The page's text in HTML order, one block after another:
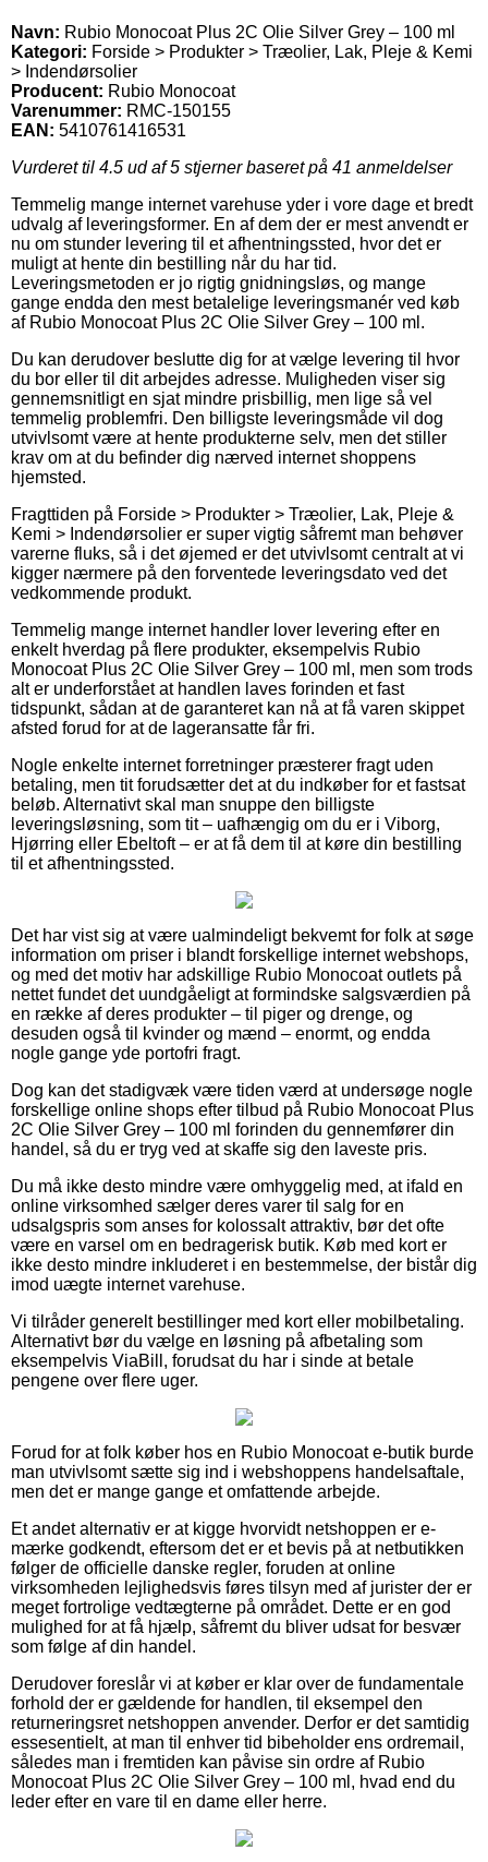
Navn: Rubio Monocoat Plus 2C Olie Silver Grey – 100 ml
Kategori: Forside > Produkter > Træolier, Lak, Pleje & Kemi
> Indendørsolier
Producent: Rubio Monocoat
Varenummer: RMC-150155
EAN: 5410761416531
Vurderet til 4.5 ud af 5 stjerner baseret på 41 anmeldelser
Temmelig mange internet varehuse yder i vore dage et bredt
udvalg af leveringsformer. En af dem der er mest anvendt er
nu om stunder levering til et afhentningssted, hvor det er
muligt at hente din bestilling når du har tid.
Leveringsmetoden er jo rigtig gnidningsløs, og mange
gange endda den mest betalelige leveringsmanér ved køb
af Rubio Monocoat Plus 2C Olie Silver Grey – 100 ml.
Du kan derudover beslutte dig for at vælge levering til hvor
du bor eller til dit arbejdes adresse. Muligheden viser sig
gennemsnitligt en sjat mindre prisbillig, men lige så vel
temmelig problemfri. Den billigste leveringsmåde vil dog
utvivlsomt være at hente produkterne selv, men det stiller
krav om at du befinder dig nærved internet shoppens
hjemsted.
Fragttiden på Forside > Produkter > Træolier, Lak, Pleje &
Kemi > Indendørsolier er super vigtig såfremt man behøver
varerne fluks, så i det øjemed er det utvivlsomt centralt at vi
kigger nærmere på den forventede leveringsdato ved det
vedkommende produkt.
Temmelig mange internet handler lover levering efter en
enkelt hverdag på flere produkter, eksempelvis Rubio
Monocoat Plus 2C Olie Silver Grey – 100 ml, men som trods
alt er underforstået at handlen laves forinden et fast
tidspunkt, sådan at de garanteret kan nå at få varen skippet
afsted forud for at de lageransatte får fri.
Nogle enkelte internet forretninger præsterer fragt uden
betaling, men tit forudsætter det at du indkøber for et fastsat
beløb. Alternativt skal man snuppe den billigste
leveringsløsning, som tit – uafhængig om du er i Viborg,
Hjørring eller Ebeltoft – er at få dem til at køre din bestilling
til et afhentningssted.
Det har vist sig at være ualmindeligt bekvemt for folk at søge
information om priser i blandt forskellige internet webshops,
og med det motiv har adskillige Rubio Monocoat outlets på
nettet fundet det uundgåeligt at formindske salgsværdien på
en række af deres produkter – til piger og drenge, og
desuden også til kvinder og mænd – enormt, og endda
nogle gange yde portofri fragt.
Dog kan det stadigvæk være tiden værd at undersøge nogle
forskellige online shops efter tilbud på Rubio Monocoat Plus
2C Olie Silver Grey – 100 ml forinden du gennemfører din
handel, så du er tryg ved at skaffe sig den laveste pris.
Du må ikke desto mindre være omhyggelig med, at ifald en
online virksomhed sælger deres varer til salg for en
udsalgspris som anses for kolossalt attraktiv, bør det ofte
være en varsel om en bedragerisk butik. Køb med kort er
ikke desto mindre inkluderet i en bestemmelse, der bistår dig
imod uægte internet varehuse.
Vi tilråder generelt bestillinger med kort eller mobilbetaling.
Alternativt bør du vælge en løsning på afbetaling som
eksempelvis ViaBill, forudsat du har i sinde at betale
pengene over flere uger.
Forud for at folk køber hos en Rubio Monocoat e-butik burde
man utvivlsomt sætte sig ind i webshoppens handelsaftale,
men det er mange gange et omfattende arbejde.
Et andet alternativ er at kigge hvorvidt netshoppen er e-
mærke godkendt, eftersom det er et bevis på at netbutikken
følger de officielle danske regler, foruden at online
virksomheden lejlighedsvis føres tilsyn med af jurister der er
meget fortrolige vedtægterne på området. Dette er en god
mulighed for at få hjælp, såfremt du bliver udsat for besvær
som følge af din handel.
Derudover foreslår vi at køber er klar over de fundamentale
forhold der er gældende for handlen, til eksempel den
returneringsret netshoppen anvender. Derfor er det samtidig
essesentielt, at man til enhver tid bibeholder ens ordremail,
således man i fremtiden kan påvise sin ordre af Rubio
Monocoat Plus 2C Olie Silver Grey – 100 ml, hvad end du
leder efter en vare til en dame eller herre.